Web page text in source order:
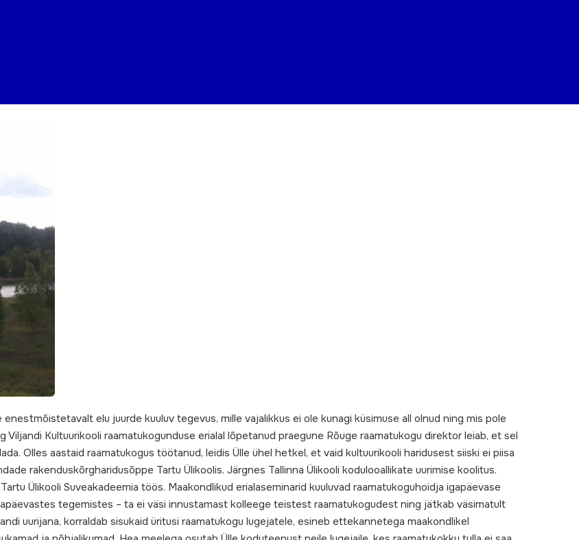
elu juurde kuuluv tegevus, mille vajalikkus ei ole kunagi küsimuse all olnud ning mis pole
Viljandi Kultuurikooli raamatukogunduse erialal lõpetanud praegune Rõuge raamatukogu direktor leiab, et sel
Olles aastaid raamatukogus töötanud, leidis Ülle ühel hetkel, et vaid kultuurikooli haridusest siiski ei piisa
rakenduskõrgharidusõppe Tartu Ülikoolis. Järgnes Tallinna Ülikooli kodulooallikate uurimise koolitus.
Ülikooli Suveakadeemia töös. Maakondlikud erialaseminarid kuuluvad raamatukoguhoidja igapäevase
tegemistes – ta ei väsi innustamast kolleege teistest raamatukogudest ning jätkab väsimatult
uurijana, korraldab sisukaid üritusi raamatukogu lugejatele, esineb ettekannetega maakondlikel